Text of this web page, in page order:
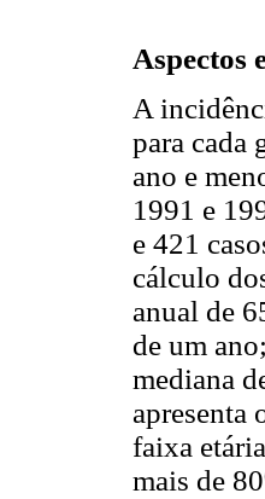
Aspectos
A
para cada
ano e
1991 e
e 421
cálculo
anual de
de um
mediana
apresenta
faixa
mais de